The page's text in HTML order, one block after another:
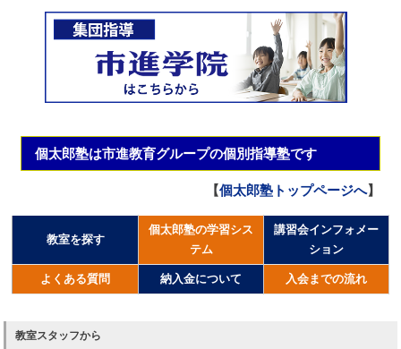
個太郎塾は市進教育グループの個別指導塾です
【個太郎塾トップページへ】
教室を探す
個太郎塾の学習シス
テム
講習会インフォメー
ション
よくある質問 納入金について 入会までの流れ
教室スタッフから